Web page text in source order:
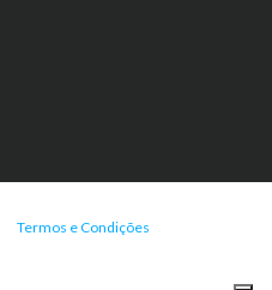
Termos e Condições